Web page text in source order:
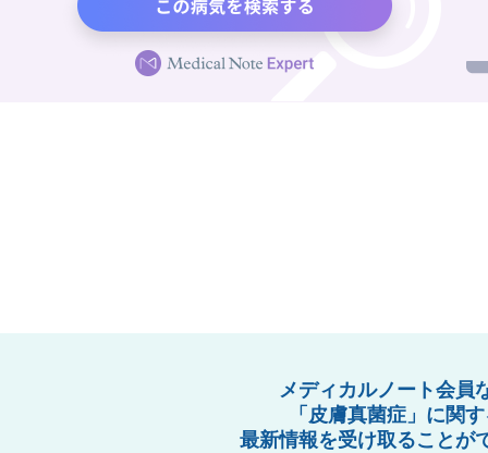
メディカルノート会員
「皮膚真菌症」に関
最新情報を受け取ることが